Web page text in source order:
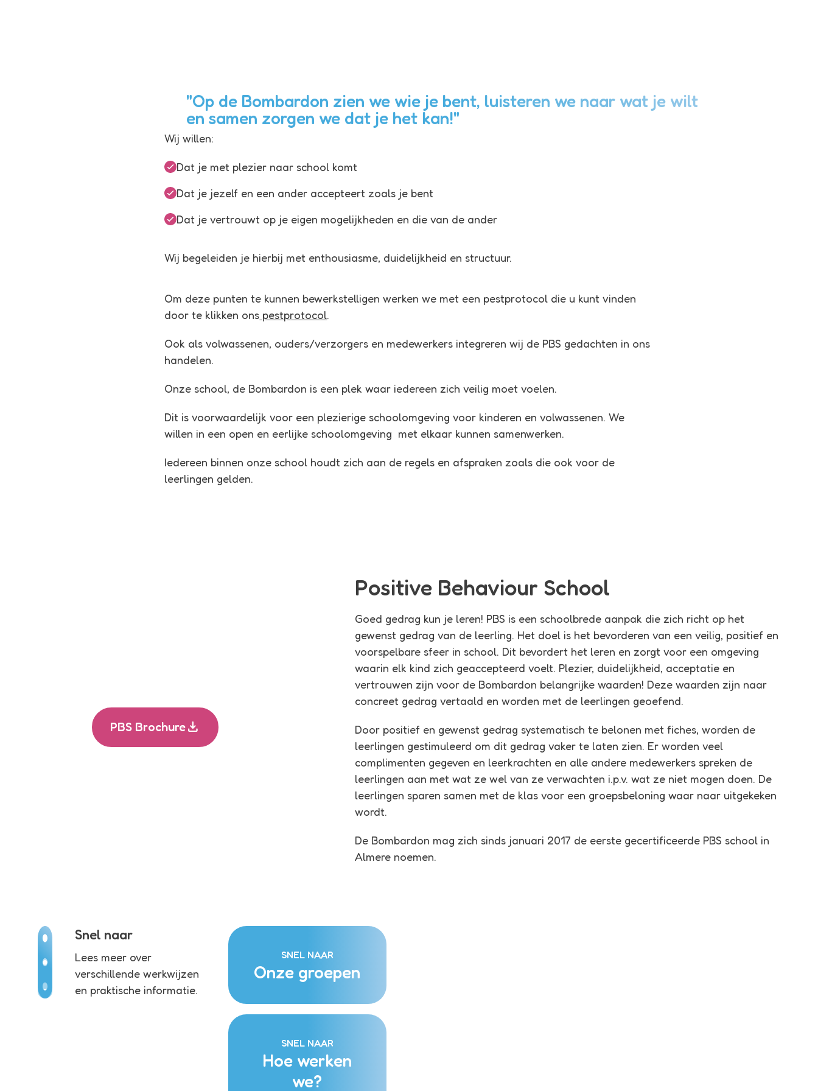
"Op de Bombardon zien we wie je bent, luisteren we naar wat je wilt
en samen zorgen we dat je het kan!"
Wij willen:
Dat je met plezier naar school komt
Dat je jezelf en een ander accepteert zoals je bent
Dat je vertrouwt op je eigen mogelijkheden en die van de ander
Wij begeleiden je hierbij met enthousiasme, duidelijkheid en structuur.
Om deze punten te kunnen bewerkstelligen werken we met een pestprotocol die u kunt vinden
door te klikken ons pestprotocol.
Ook als volwassenen, ouders/verzorgers en medewerkers integreren wij de PBS gedachten in ons
handelen.
Onze school, de Bombardon is een plek waar iedereen zich veilig moet voelen.
Dit is voorwaardelijk voor een plezierige schoolomgeving voor kinderen en volwassenen. We
willen in een open en eerlijke schoolomgeving met elkaar kunnen samenwerken.
Iedereen binnen onze school houdt zich aan de regels en afspraken zoals die ook voor de
leerlingen gelden.
PBS Brochuredownload
Positive Behaviour School
Goed gedrag kun je leren! PBS is een schoolbrede aanpak die zich richt op het
gewenst gedrag van de leerling. Het doel is het bevorderen van een veilig, positief en
voorspelbare sfeer in school. Dit bevordert het leren en zorgt voor een omgeving
waarin elk kind zich geaccepteerd voelt. Plezier, duidelijkheid, acceptatie en
vertrouwen zijn voor de Bombardon belangrijke waarden! Deze waarden zijn naar
concreet gedrag vertaald en worden met de leerlingen geoefend.
Door positief en gewenst gedrag systematisch te belonen met fiches, worden de
leerlingen gestimuleerd om dit gedrag vaker te laten zien. Er worden veel
complimenten gegeven en leerkrachten en alle andere medewerkers spreken de
leerlingen aan met wat ze welvan ze verwachten i.p.v. wat ze niet mogen doen. De
leerlingen sparen samen met de klas voor een groepsbeloning waar naar uitgekeken
wordt.
De Bombardon mag zich sinds januari 2017 de eerste gecertificeerde PBS school in
Almere noemen.
Snel naar
Lees meer over
verschillende werkwijzen
en praktische informatie.
SNEL NAAR
Onze groepen
SNEL NAAR
Hoe werken
we?